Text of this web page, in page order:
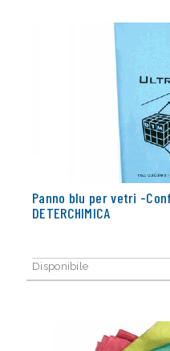
Panno blu per vetri -
DETERCHIMICA
Disponibile